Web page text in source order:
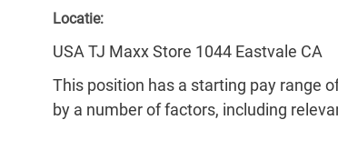
Locatie:
USA TJ Maxx Store 1044 Eastvale CA
This position has a starting pay range
by a number of factors, including